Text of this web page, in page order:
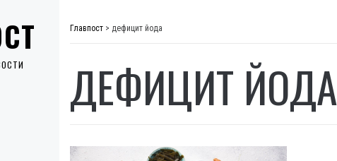
Главпост > дефицит йода
ДЕФИЦИТ ЙОДА